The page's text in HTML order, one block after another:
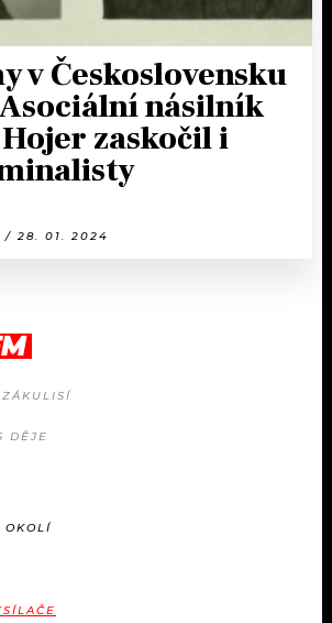
v Československu
násilník
zaskočil i
/ 28. 01. 2024
DĚJE
OKOLÍ